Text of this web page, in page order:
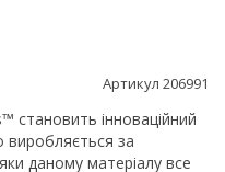
Артикул 206991
становить інноваційний
за
даному матеріалу все